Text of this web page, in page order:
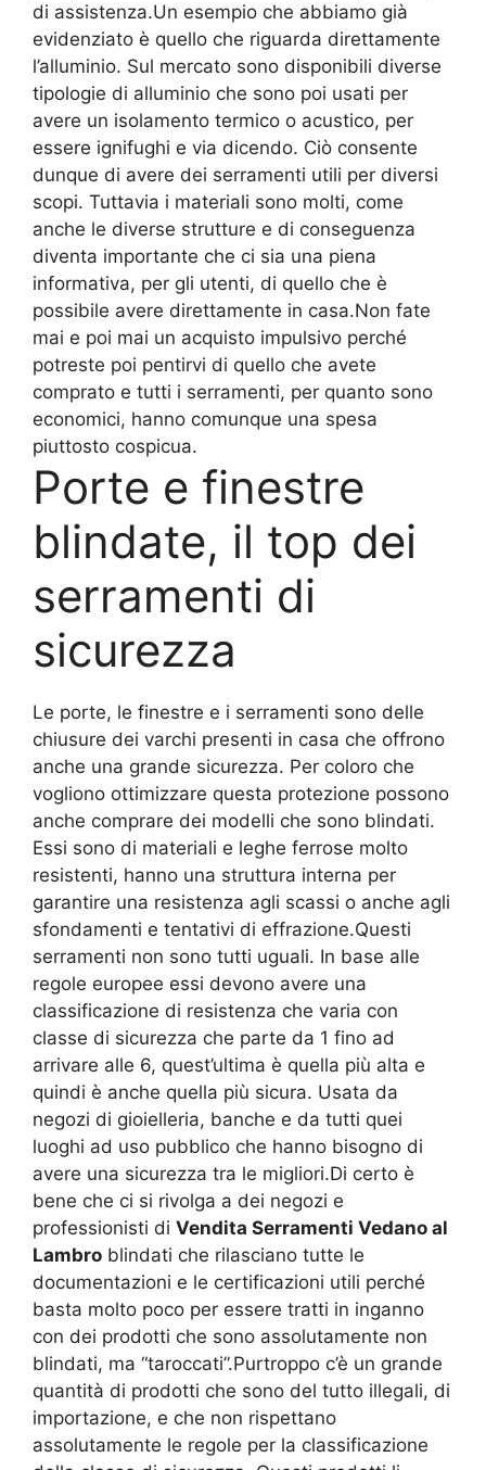
di assistenza.Un esempio che abbiamo già
evidenziato è quello che riguarda direttamente
l’alluminio. Sul mercato sono disponibili diverse
tipologie di alluminio che sono poi usati per
avere un isolamento termico o acustico, per
essere ignifughi e via dicendo. Ciò consente
dunque di avere dei serramenti utili per diversi
scopi. Tuttavia i materiali sono molti, come
anche le diverse strutture e di conseguenza
diventa importante che ci sia una piena
informativa, per gli utenti, di quello che è
possibile avere direttamente in casa.Non fate
mai e poi mai un acquisto impulsivo perché
potreste poi pentirvi di quello che avete
comprato e tutti i serramenti, per quanto sono
economici, hanno comunque una spesa
piuttosto cospicua.
Porte e finestre
blindate, il top dei
serramenti di
sicurezza
Le porte, le finestre e i serramenti sono delle
chiusure dei varchi presenti in casa che offrono
anche una grande sicurezza. Per coloro che
vogliono ottimizzare questa protezione possono
anche comprare dei modelli che sono blindati.
Essi sono di materiali e leghe ferrose molto
resistenti, hanno una struttura interna per
garantire una resistenza agli scassi o anche agli
sfondamenti e tentativi di effrazione.Questi
serramenti non sono tutti uguali. In base alle
regole europee essi devono avere una
classificazione di resistenza che varia con
classe di sicurezza che parte da 1 fino ad
arrivare alle 6, quest’ultima è quella più alta e
quindi è anche quella più sicura. Usata da
negozi di gioielleria, banche e da tutti quei
luoghi ad uso pubblico che hanno bisogno di
avere una sicurezza tra le migliori.Di certo è
bene che ci si rivolga a dei negozi e
professionisti di Vendita Serramenti Vedano al
Lambro blindati che rilasciano tutte le
documentazioni e le certificazioni utili perché
basta molto poco per essere tratti in inganno
con dei prodotti che sono assolutamente non
blindati, ma “taroccati”.Purtroppo c’è un grande
quantità di prodotti che sono del tutto illegali, di
importazione, e che non rispettano
assolutamente le regole per la classificazione